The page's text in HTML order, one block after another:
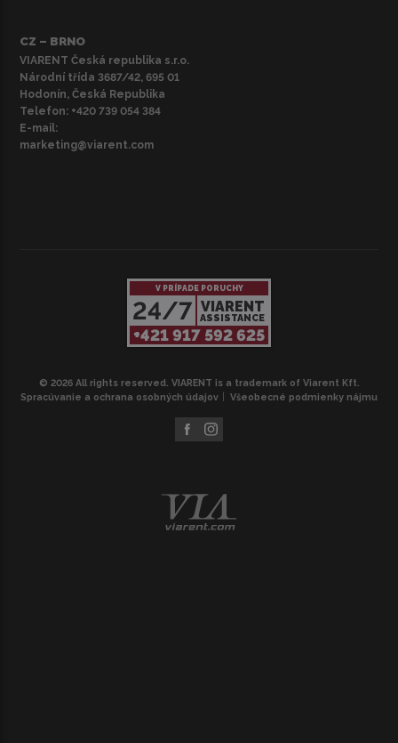
CZ – BRNO
VIARENT Česká republika s.r.o.
Národní třída 3687/42, 695 01
Hodonín, Česká Republika
Telefon: +420 739 054 384
E-mail:
marketing@viarent.com
V PRÍPADE PORUCHY
24/7 VIARENT
ASSISTANCE
+421 917 592 625
© 2026 All rights reserved. VIARENT is a trademark of Viarent Kft.
Spracúvanie a ochrana osobných údajov
Všeobecné podmienky nájmu